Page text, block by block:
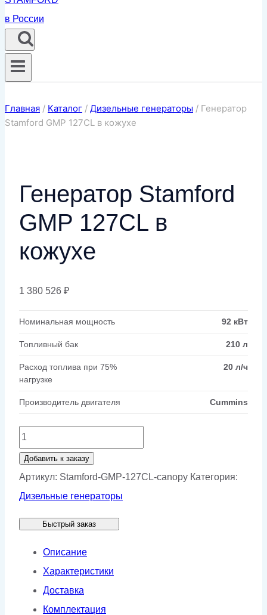
Главная / Каталог / Дизельные генераторы / Генератор
Stamford GMP 127CL в кожухе
Генератор Stamford
GMP 127CL в
кожухе
1 380 526 ₽
Номинальная мощность 92 кВт
Топливный бак 210 л
Расход топлива при 75%
нагрузке
20 л/ч
Производитель двигателя Cummins
Количество
товара
Генератор
Stamford
127CL
кожухе
Добавить к заказу
Артикул: Stamford-GMP-127CL-canopy Категория:
Дизельные генераторы
Быстрый заказ
Описание
Характеристики
Доставка
Комплектация